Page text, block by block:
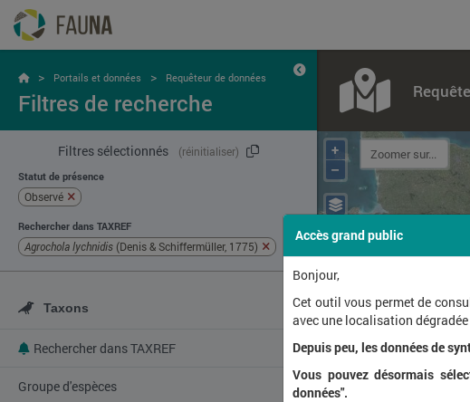
> Portails et données > Requêteur de données
Filtres de recherche
Filtres sélectionnés (réinitialiser)
Statut de présence
Observé
Rechercher dans TAXREF
Agrochola lychnidis (Denis & Schiffermüller, 1775)
Taxons
Rechercher dans TAXREF
Groupe d'espèces
+
–
Accès grand public
Bonjour,
Cet outil vous permet de
avec une localisation
Depuis peu, les données de
Vous pouvez désormais
données".